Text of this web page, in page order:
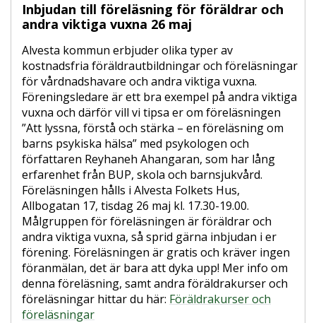
Inbjudan till föreläsning för föräldrar och
andra viktiga vuxna 26 maj
Alvesta kommun erbjuder olika typer av
kostnadsfria föräldrautbildningar och föreläsningar
för vårdnadshavare och andra viktiga vuxna.
Föreningsledare är ett bra exempel på andra viktiga
vuxna och därför vill vi tipsa er om föreläsningen
”Att lyssna, förstå och stärka – en föreläsning om
barns psykiska hälsa” med psykologen och
författaren Reyhaneh Ahangaran, som har lång
erfarenhet från BUP, skola och barnsjukvård.
Föreläsningen hålls i Alvesta Folkets Hus,
Allbogatan 17, tisdag 26 maj kl. 17.30-19.00.
Målgruppen för föreläsningen är föräldrar och
andra viktiga vuxna, så sprid gärna inbjudan i er
förening. Föreläsningen är gratis och kräver ingen
föranmälan, det är bara att dyka upp! Mer info om
denna föreläsning, samt andra föräldrakurser och
föreläsningar hittar du här: Föräldrakurser och
föreläsningar